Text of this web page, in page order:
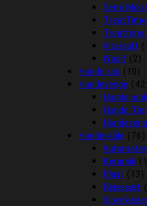
Semi
TreatTime
Treattime
Vitakraft
Woolf (2)
Hunde sko (10)
Hundesenge
Hunde
Hunde
Hundeskåle (76)
Automater
Keramik
Plast (13)
Rejsesæt